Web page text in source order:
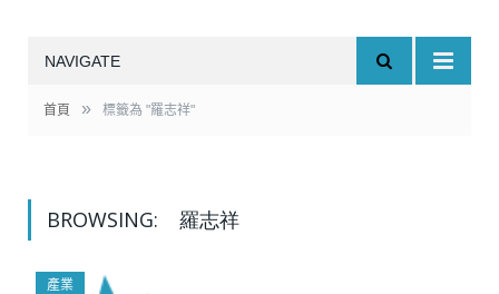
NAVIGATE
首頁 » 標籤為 "羅志祥"
BROWSING: 羅志祥
產業